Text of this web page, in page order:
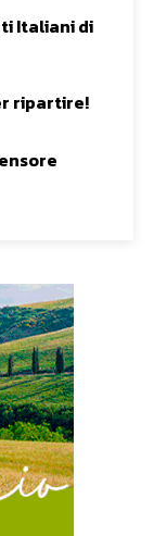
Italiani di
ripartire!